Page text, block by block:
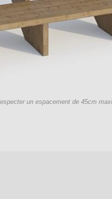
un espacement de 45cm